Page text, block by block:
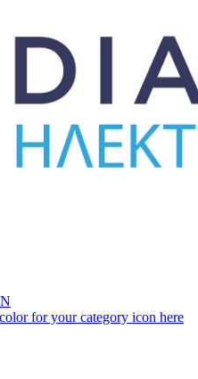
for your category icon here